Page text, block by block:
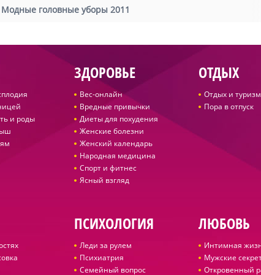
Модные головные уборы 2011
и роды
ЗДОРОВЬЕ
Вес-онлайн
Вредные привычки
Диеты для похудения
Женские болезни
Женский календарь
Народная медицина
Спорт и фитнес
Ясный взгляд
ОТДЫХ
Отдых и туризм
Пора в отпуск
ПСИХОЛОГИЯ
Леди за рулем
Психиатрия
Семейный вопрос
ЛЮБОВЬ
Интимная
Мужские
Откровенный